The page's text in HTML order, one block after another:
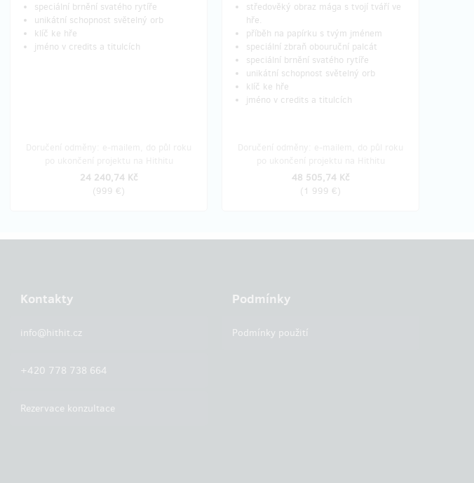
speciální brnění svatého rytíře
unikátní schopnost světelný orb
klíč ke hře
jméno v credits a titulcích
24 240,74 Kč
(999 €)
středověký obraz mága s tvojí tváří ve
hře.
příběh na papírku s tvým jménem
speciální zbraň obouruční palcát
speciální brnění svatého rytíře
unikátní schopnost světelný orb
klíč ke hře
jméno v credits a titulcích
48 505,74 Kč
(1 999 €)
Kontakty
info@hithit.cz
+420 778 738 664
Rezervace konzultace
Podmínky
Podmínky použití